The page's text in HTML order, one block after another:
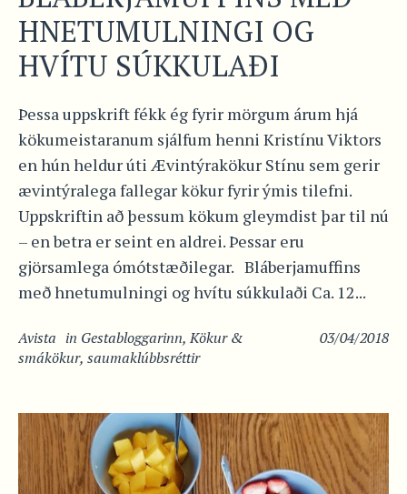
HNETUMULNINGI OG
HVÍTU SÚKKULAÐI
Þessa uppskrift fékk ég fyrir mörgum árum hjá
kökumeistaranum sjálfum henni Kristínu Viktors
en hún heldur úti Ævintýrakökur Stínu sem gerir
ævintýralega fallegar kökur fyrir ýmis tilefni.
Uppskriftin að þessum kökum gleymdist þar til nú
– en betra er seint en aldrei. Þessar eru
gjörsamlega ómótstæðilegar. Bláberjamuffins
með hnetumulningi og hvítu súkkulaði Ca. 12...
03/04/2018
Avista in Gestabloggarinn,Kökur &
smákökur, saumaklúbbsréttir